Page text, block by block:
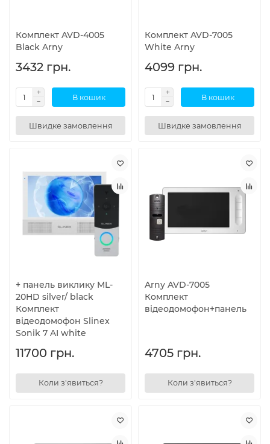
Комплект AVD-4005
Black Arny
3432 грн.
В кошик
Швидке замовлення
Комплект AVD-7005
White Arny
4099 грн.
В кошик
Швидке замовлення
+ панель виклику ML-
20HD silver/ black
Комплект
відеодомофон Slinex
Sonik 7 AI white
11700 грн.
Коли з'явиться?
Arny AVD-7005
Комплект
відеодомофон+панель
4705 грн.
Коли з'явиться?